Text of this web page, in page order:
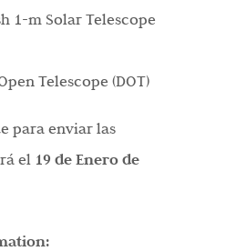
1-m Solar Telescope
Telescope (DOT)
para enviar las
el 19 de Enero de